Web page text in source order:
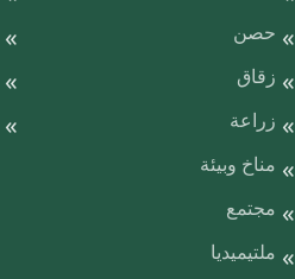
حصن
زقاق
زراعة
مناخ وبيئة
مجتمع
ملتيميديا